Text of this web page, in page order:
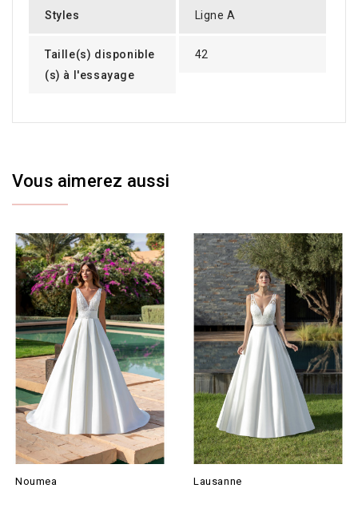
Styles Ligne A
Taille(s) disponible
(s) à l'essayage
42
Vous aimerez aussi
Noumea Lausanne